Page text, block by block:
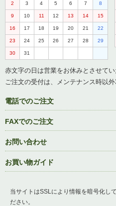
2 3 4 5 6 7 8
9 10 11 12 13 14 15
16 17 18 19 20 21 22
23 24 25 26 27 28 29
30 31
赤文字の日は営業をお休みとさせてい
ご注文の受付は、メンテナンス時以
電話でのご注文
FAXでのご注文
お問い合わせ
お買い物ガイド
当サイトはSSLにより情報を暗号化し
ださい。